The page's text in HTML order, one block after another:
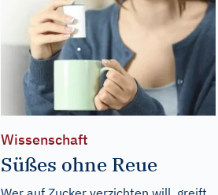
Wissenschaft
Süßes ohne Reue